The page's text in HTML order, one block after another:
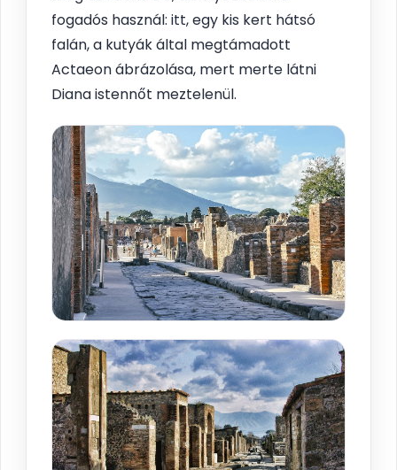
fogadós használ: itt, egy kis kert hátsó
falán, a kutyák által megtámadott
Actaeon ábrázolása, mert merte látni
Diana istennőt meztelenül.